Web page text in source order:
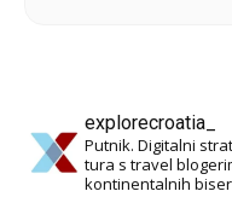
explorecroatia_
Putnik. Digitalni
tura s travel
kontinentalnih